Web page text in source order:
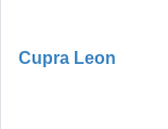
Cupra Leon